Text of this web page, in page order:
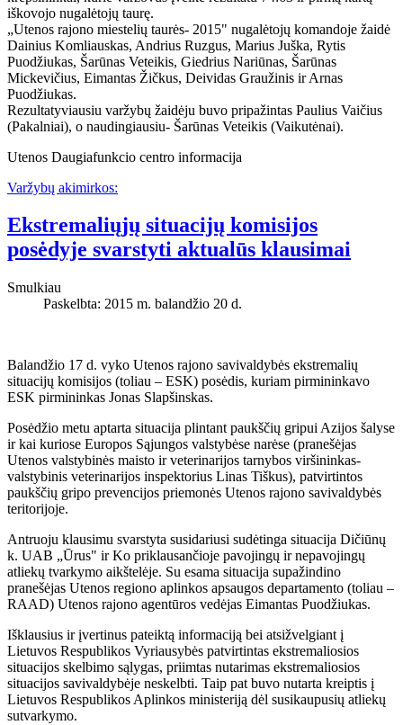
iškovojo nugalėtojų taurę.
„Utenos rajono miestelių taurės- 2015" nugalėtojų komandoje žaidė
Dainius Komliauskas, Andrius Ruzgus, Marius Juška, Rytis
Puodžiukas, Šarūnas Veteikis, Giedrius Nariūnas, Šarūnas
Mickevičius, Eimantas Žičkus, Deividas Graužinis ir Arnas
Puodžiukas.
Rezultatyviausiu varžybų žaidėju buvo pripažintas Paulius Vaičius
(Pakalniai), o naudingiausiu- Šarūnas Veteikis (Vaikutėnai).
Utenos Daugiafunkcio centro informacija
Varžybų akimirkos:
Ekstremaliųjų situacijų komisijos
posėdyje svarstyti aktualūs klausimai
Smulkiau
Paskelbta: 2015 m. balandžio 20 d.
Balandžio 17 d. vyko Utenos rajono savivaldybės ekstremalių
situacijų komisijos (toliau – ESK) posėdis, kuriam pirmininkavo
ESK pirmininkas Jonas Slapšinskas.
Posėdžio metu aptarta situacija plintant paukščių gripui Azijos šalyse
ir kai kuriose Europos Sąjungos valstybėse narėse (pranešėjas
Utenos valstybinės maisto ir veterinarijos tarnybos viršininkas-
valstybinis veterinarijos inspektorius Linas Tiškus), patvirtintos
paukščių gripo prevencijos priemonės Utenos rajono savivaldybės
teritorijoje.
Antruoju klausimu svarstyta susidariusi sudėtinga situacija Dičiūnų
k. UAB „Ūrus" ir Ko priklausančioje pavojingų ir nepavojingų
atliekų tvarkymo aikštelėje. Su esama situacija supažindino
pranešėjas Utenos regiono aplinkos apsaugos departamento (toliau –
RAAD) Utenos rajono agentūros vedėjas Eimantas Puodžiukas.
Išklausius ir įvertinus pateiktą informaciją bei atsižvelgiant į
Lietuvos Respublikos Vyriausybės patvirtintas ekstremaliosios
situacijos skelbimo sąlygas, priimtas nutarimas ekstremaliosios
situacijos savivaldybėje neskelbti. Taip pat buvo nutarta kreiptis į
Lietuvos Respublikos Aplinkos ministeriją dėl susikaupusių atliekų
sutvarkymo.